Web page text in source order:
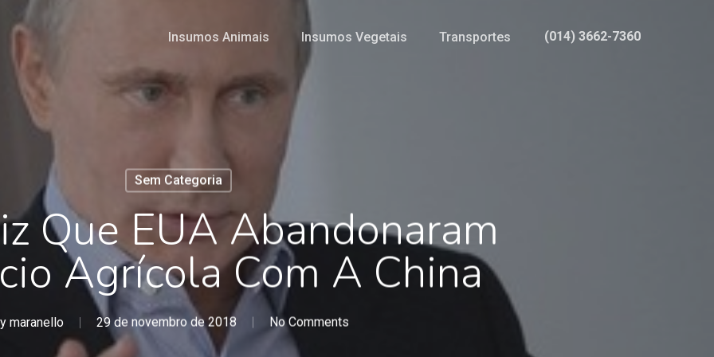
Insumos Animais Insumos Vegetais Transportes (014) 3662-7360
Sem Categoria
Que EUA Abandonaram
Agrícola Com A China
maranello 29 de novembro de 2018 No Comments